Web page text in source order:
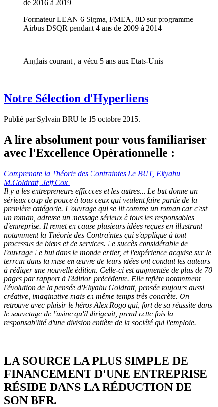
de 2016 à 2019
Formateur LEAN 6 Sigma, FMEA, 8D sur programme
Airbus DSQR pendant 4 ans de 2009 à 2014
Anglais courant , a vécu 5 ans aux Etats-Unis
Notre Sélection d'Hyperliens
Publié par Sylvain BRU le 15 octobre 2015.
A lire absolument pour vous familiariser
avec l'Excellence Opérationnelle :
Comprendre la Théorie des Contraintes Le BUT, Eliyahu
M.Goldratt, Jeff Cox
Il y a les entrepreneurs efficaces et les autres... Le but donne un
sérieux coup de pouce à tous ceux qui veulent faire partie de la
première catégorie. L'ouvrage qui se lit comme un roman car c'est
un roman, adresse un message sérieux à tous les responsables
d'entreprise. Il remet en cause plusieurs idées reçues en illustrant
notamment la Théorie des Contraintes qui s'applique à tout
processus de biens et de services. Le succès considérable de
l'ouvrage Le but dans le monde entier, et l'expérience acquise sur le
terrain dans la mise en œuvre de leurs idées ont conduit les auteurs
à rédiger une nouvelle édition. Celle-ci est augmentée de plus de 70
pages par rapport à l'édition précédente. Elle reflète notamment
l'évolution de la pensée d'Eliyahu Goldratt, pensée toujours aussi
créative, imaginative mais en même temps très concrète. On
retrouve avec plaisir le héros Alex Rogo qui, fort de sa réussite dans
le sauvetage de l'usine qu'il dirigeait, prend cette fois la
responsabilité d'une division entière de la société qui l'emploie.
LA SOURCE LA PLUS SIMPLE DE
FINANCEMENT D'UNE ENTREPRISE
RÉSIDE DANS LA RÉDUCTION DE
SON BFR.